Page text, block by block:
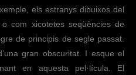
els estranys dibuixos del
com xicotetes seqüències de
de principis de segle passat.
gran obscuritat. I esque el
en aquesta pel·lícula. El